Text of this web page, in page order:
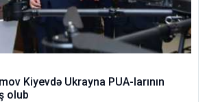
Kiyevdə Ukrayna PUA-larının
olub